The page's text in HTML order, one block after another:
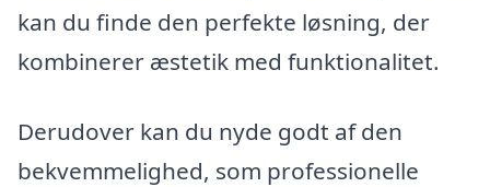
kan du finde den perfekte løsning, der
kombinerer æstetik med funktionalitet.
Derudover kan du nyde godt af den
bekvemmelighed, som professionelle